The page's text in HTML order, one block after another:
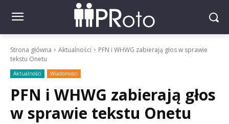
Strona główna Aktualności
PFN i WHWG zabierają głos w sprawie
tekstu Onetu
Aktualności Wiadomości
PFN i WHWG zabierają głos
w sprawie tekstu Onetu